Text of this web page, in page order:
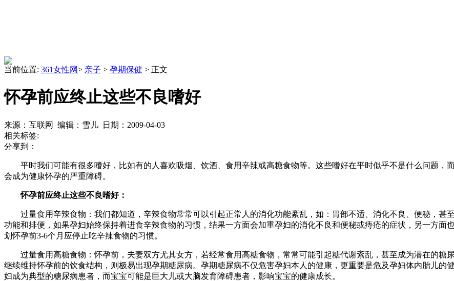
当前位置: 361女性网> 亲子 > 孕期保健 > 正文
怀孕前应终止这些不良嗜好
来源：互联网 编辑：雪儿 日期：2009-04-03
相关标签:
分享到：
平时我们可能有很多嗜好，比如有的人喜欢吸烟、饮酒、食用辛辣或高糖食物等。这些嗜好在平时似乎不是什么问题，
会成为健康怀孕的严重障碍。
怀孕前应终止这些不良嗜好：
过量食用辛辣食物：我们都知道，辛辣食物常常可以引起正常人的消化功能紊乱，如：胃部不适、消化不良、便秘，甚
功能和排便，如果孕妇始终保持着进食辛辣食物的习惯，结果一方面会加重孕妇的消化不良和便秘或痔疮的症状，另一方面
划怀孕前3-6个月应停止吃辛辣食物的习惯。
过量食用高糖食物：怀孕前，夫妻双方尤其女方，若经常食用高糖食物，常常可能引起糖代谢紊乱，甚至成为潜在的糖
继续维持怀孕前的饮食结构，则极易出现孕期糖尿病。孕期糖尿病不仅危害孕妇本人的健康，更重要是危及孕妇体内胎儿的
妇成为典型的糖尿病患者，而宝宝可能是巨大儿或大脑发育障碍患者，影响宝宝的健康成长。